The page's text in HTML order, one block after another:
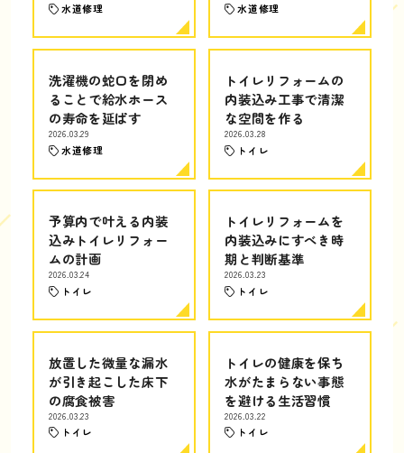
水道修理 水道修理
洗濯機の蛇口を閉め
ることで給水ホース
の寿命を延ばす
2026.03.29
水道修理
トイレリフォームの
内装込み工事で清潔
な空間を作る
2026.03.28
トイレ
予算内で叶える内装
込みトイレリフォー
ムの計画
2026.03.24
トイレ
トイレリフォームを
内装込みにすべき時
期と判断基準
2026.03.23
トイレ
放置した微量な漏水
が引き起こした床下
の腐食被害
2026.03.23
トイレ
トイレの健康を保ち
水がたまらない事態
を避ける生活習慣
2026.03.22
トイレ